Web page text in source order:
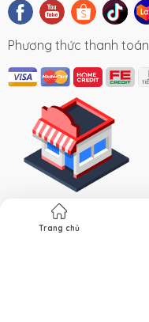
Phương thức thanh toán
Địa chỉ cửa hàng
Trang chủ